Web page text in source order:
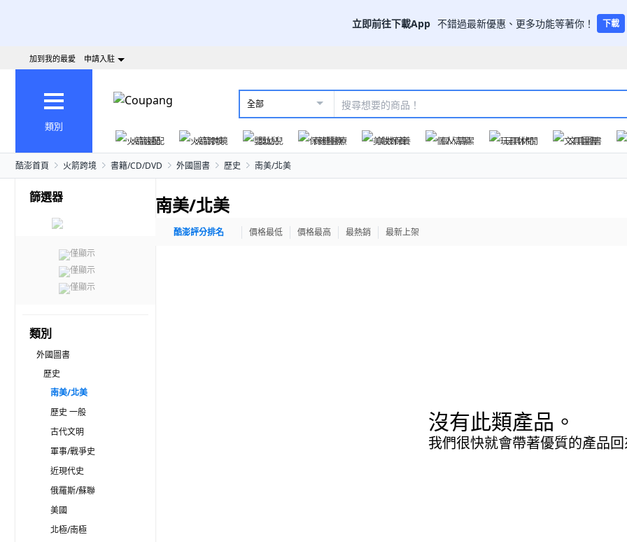
立即前往下載App 不錯過最新優惠、更多功能等著你！ 下載
加到我的最愛 申請入駐
類別
全部
火箭速配 火箭跨境 嬰幼兒 保健醫療 美妝保養 個人清潔 玩具休閒 文具圖書
酷澎首頁 火箭跨境 書籍/CD/DVD 外國圖書 歷史 南美/北美
篩選器
僅顯示
僅顯示
僅顯示
類別
外國圖書
歷史
南美/北美
歷史 一般
古代文明
軍事/戰爭史
近現代史
俄羅斯/蘇聯
美國
北極/南極
南美/北美
酷澎評分排名 價格最低 價格最高 最熱銷 最新上架
沒有此類產品。
我們很快就會帶著優質的產品